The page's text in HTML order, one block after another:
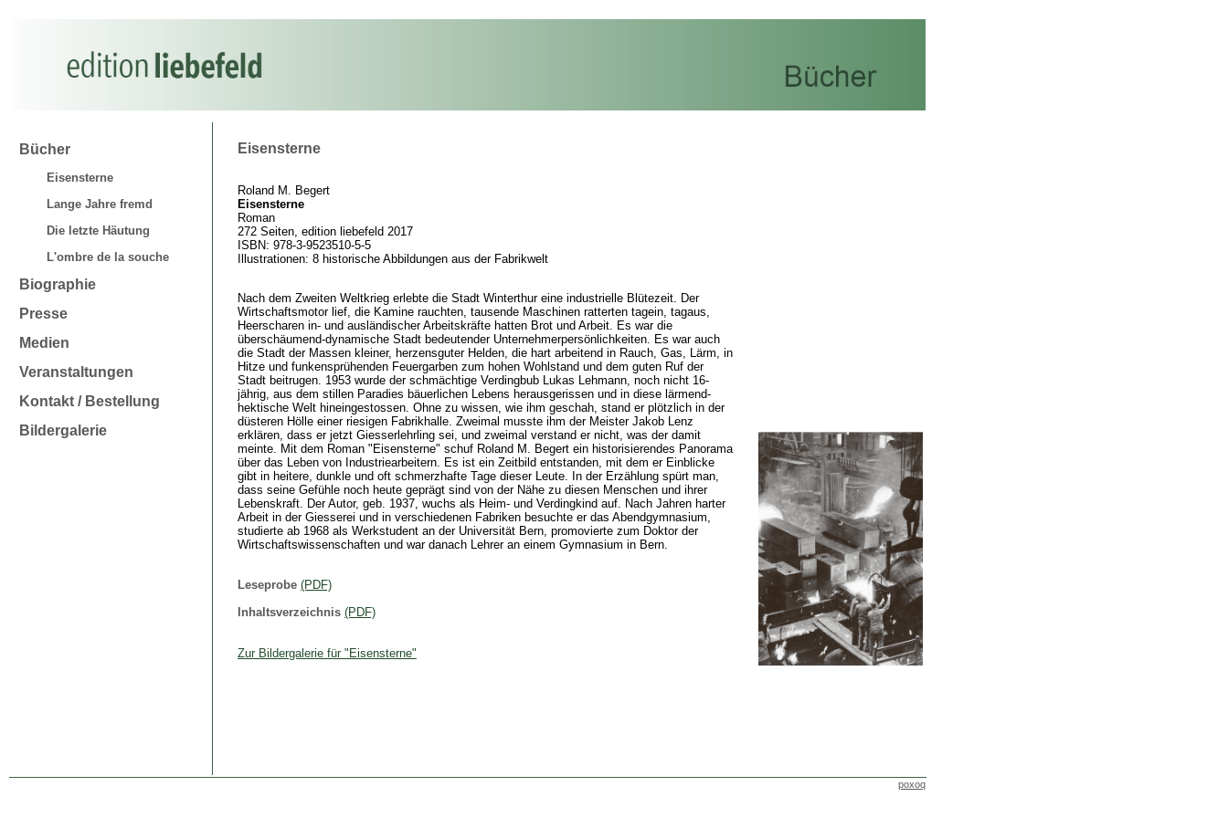
Bücher
Eisensterne
Lange Jahre fremd
Die letzte Häutung
L'ombre de la souche
Biographie
Presse
Medien
Veranstaltungen
Kontakt / Bestellung
Bildergalerie
Eisensterne
Roland M. Begert
Eisensterne
Roman
272 Seiten, edition liebefeld 2017
ISBN: 978-3-9523510-5-5
Illustrationen: 8 historische Abbildungen aus der Fabrikwelt
Nach dem Zweiten Weltkrieg erlebte die Stadt Winterthur eine industrielle Blütezeit. Der
Wirtschaftsmotor lief, die Kamine rauchten, tausende Maschinen ratterten tagein, tagaus,
Heerscharen in- und ausländischer Arbeitskräfte hatten Brot und Arbeit. Es war die
überschäumend-dynamische Stadt bedeutender Unternehmerpersönlichkeiten. Es war auch
die Stadt der Massen kleiner, herzensguter Helden, die hart arbeitend in Rauch, Gas, Lärm, in
Hitze und funkensprühenden Feuergarben zum hohen Wohlstand und dem guten Ruf der
Stadt beitrugen. 1953 wurde der schmächtige Verdingbub Lukas Lehmann, noch nicht 16-
jährig, aus dem stillen Paradies bäuerlichen Lebens herausgerissen und in diese lärmend-
hektische Welt hineingestossen. Ohne zu wissen, wie ihm geschah, stand er plötzlich in der
düsteren Hölle einer riesigen Fabrikhalle. Zweimal musste ihm der Meister Jakob Lenz
erklären, dass er jetzt Giesserlehrling sei, und zweimal verstand er nicht, was der damit
meinte. Mit dem Roman "Eisensterne" schuf Roland M. Begert ein historisierendes Panorama
über das Leben von Industriearbeitern. Es ist ein Zeitbild entstanden, mit dem er Einblicke
gibt in heitere, dunkle und oft schmerzhafte Tage dieser Leute. In der Erzählung spürt man,
dass seine Gefühle noch heute geprägt sind von der Nähe zu diesen Menschen und ihrer
Lebenskraft. Der Autor, geb. 1937, wuchs als Heim- und Verdingkind auf. Nach Jahren harter
Arbeit in der Giesserei und in verschiedenen Fabriken besuchte er das Abendgymnasium,
studierte ab 1968 als Werkstudent an der Universität Bern, promovierte zum Doktor der
Wirtschaftswissenschaften und war danach Lehrer an einem Gymnasium in Bern.
Leseprobe (PDF)
Inhaltsverzeichnis (PDF)
Zur Bildergalerie für "Eisensterne"
poxoq